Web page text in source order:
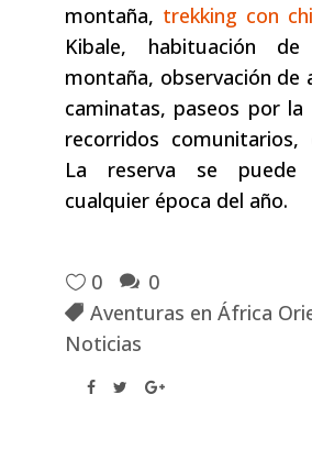
montaña, trekking con
Kibale, habituación
montaña, observación de
caminatas, paseos por la
recorridos
La reserva se puede
cualquier época del año.
0
0
Aventuras en África
Noticias